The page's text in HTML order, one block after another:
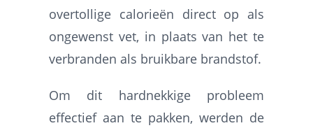
overtollige calorieën direct op als
ongewenst vet, in plaats van het te
verbranden als bruikbare brandstof.
Om dit hardnekkige probleem
effectief aan te pakken, werden de